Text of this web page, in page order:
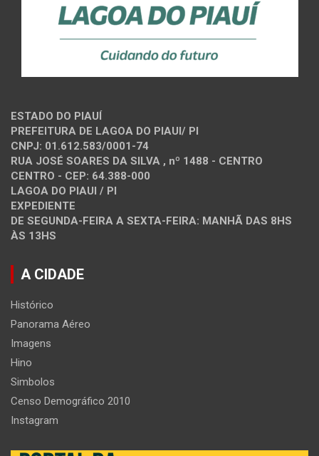
ESTADO DO PIAUÍ
PREFEITURA DE LAGOA DO PIAUI/ PI
CNPJ: 01.612.583/0001-74
RUA JOSÉ SOARES DA SILVA , nº 1488 - CENTRO
CENTRO - CEP: 64.388-000
LAGOA DO PIAUI / PI
EXPEDIENTE
DE SEGUNDA-FEIRA A SEXTA-FEIRA: MANHÃ DAS 8HS
ÀS 13HS
A CIDADE
Histórico
Panorama Aéreo
Imagens
Hino
Simbolos
Censo Demográfico 2010
Instagram